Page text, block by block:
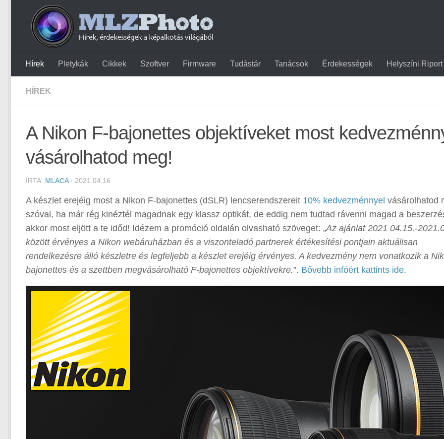
Hírek Pletykák Cikkek Szoftver Firmware Tudástár Tanácsok Érdekességek Helyszíni Riport
HÍREK
A Nikon F-bajonettes objektíveket most
vásárolhatod meg!
ÍRTA: MLACA· 2021.04.16
A készlet erejéig most a Nikon F-bajonettes (dSLR) lencserendszereit 10% kedvezménnyel vásárolhatod
szóval, ha már rég kinéztél magadnak egy klassz optikát, de eddig nem tudtad rávenni magad a
akkor most eljött a te időd! Idézem a promóció oldalán olvasható szöveget: „Az ajánlat 2021 04.15.-
között érvényes a Nikon webáruházban és a viszonteladó partnerek értékesítési pontjain aktuálisan
rendelkezésre álló készletre és legfeljebb a készlet erejéig érvényes. A kedvezmény nem vonatkozik a
bajonettes és a szettben megvásárolható F-bajonettes objektívekre.”. Bővebb infóért kattints ide.